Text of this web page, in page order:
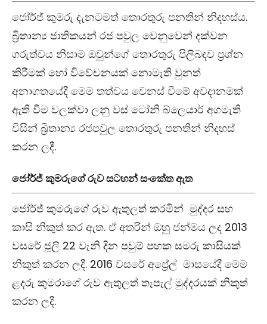
ජෝර්ජ් කුමරු දැනටමත් තොරතුරු පනතින් නිදහස්ය.
බ්‍රිතාන්‍ය ජාතිකයන් රජ පවුල වෙනුවෙන් දක්වන
ගරුත්වය නිසාම ඔවුන්ගේ තොරතුරු පිලිබඳව ප්‍රශ්න
කිරීමක් හෝ විවේචනයක් නොමැති වුනත්
අනාගතයේදී මෙම තත්වය වෙනස් වීමේ අවදානමක්
ඇති වීම වලක්වා ලනු වස් ටෝනි බ්ලෙයාර් අගමැති
විසින් බ්‍රිතාන්‍ය රජපවුල තොරතුරු පනතින් නිදහස්
කරන ලදී.
ජෝර්ජ් කුමරුගේ රුව සටහන් සංකේත ඇත
ජෝර්ජ් කුමරුගේ රුව ඇතුලත් කරමින් මුද්දර සහ
කාසි නිකුත් කර ඇත. ඒ අතරින් ඔහු ජන්මය ලද 2013
වසරේ ජූලි 22 වැනි දින පවුම් පහක සමරු කාසියක්
නිකුත් කරන ලදී. 2016 වසරේ අප්‍රේල් මාසයේදී මෙම
ළදරු කුමරාගේ රුව ඇතුලත් තැපැල් මුද්දරයක් නිකුත්
කරන ලදී.